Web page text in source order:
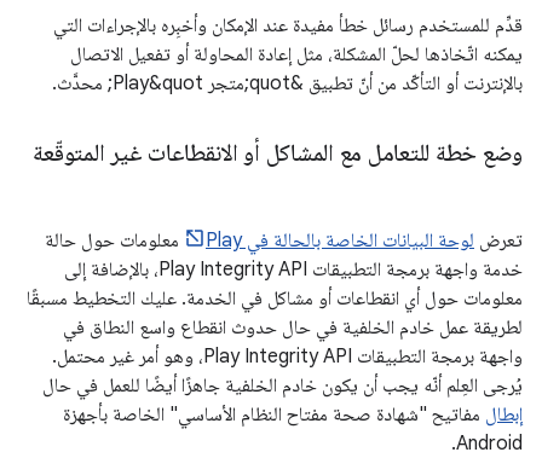
قدِّم للمستخدم رسائل خطأ مفيدة عند الإمكان وأخبِره بالإجراءات التي
يمكنه اتّخاذها لحلّ المشكلة، مثل إعادة المحاولة أو تفعيل الاتصال
بالإنترنت أو التأكّد من أنّ تطبيق &quot;متجر Play&quot; محدَّث.
وضع خطة للتعامل مع المشاكل أو الانقطاعات غير المتوقّعة
تعرض لوحة البيانات الخاصة بالحالة في Play
معلومات حول حالة
خدمة واجهة برمجة التطبيقات Play Integrity API، بالإضافة إلى
معلومات حول أي انقطاعات أو مشاكل في الخدمة. عليك التخطيط مسبقًا
لطريقة عمل خادم الخلفية في حال حدوث انقطاع واسع النطاق في
واجهة برمجة التطبيقات Play Integrity API، وهو أمر غير محتمل.
يُرجى العِلم أنّه يجب أن يكون خادم الخلفية جاهزًا أيضًا للعمل في حال
إبطال مفاتيح "شهادة صحة مفتاح النظام الأساسي" الخاصة بأجهزة
Android.